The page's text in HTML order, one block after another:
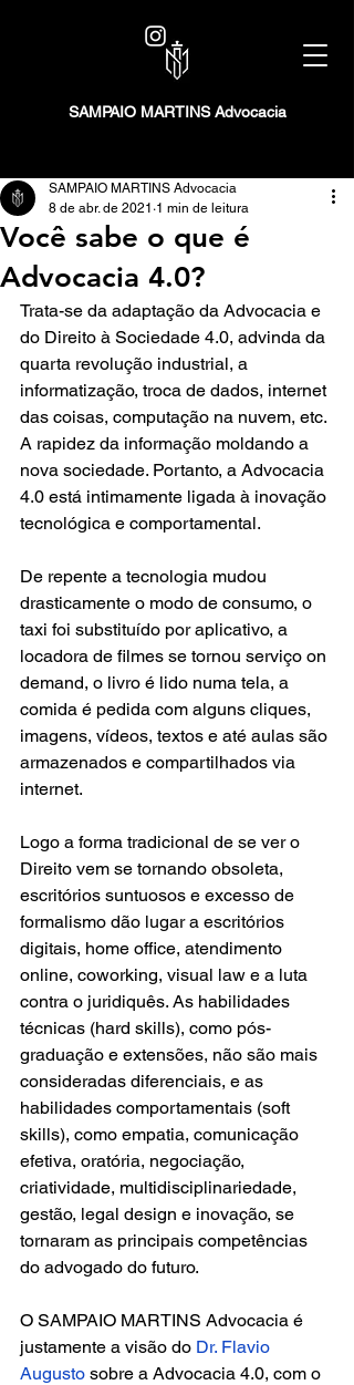
SAMPAIO MARTINS Advocacia
Você sabe o que é
Advocacia 4.0?
SAMPAIO MARTINS Advocacia
8 de abr. de 2021 1 min de leitura
Trata-se da adaptação da Advocacia e
do Direito à Sociedade 4.0, advinda da
quarta revolução industrial, a
informatização, troca de dados, internet
das coisas, computação na nuvem, etc.
A rapidez da informação moldando a
nova sociedade. Portanto, a Advocacia
4.0 está intimamente ligada à inovação
tecnológica e comportamental.
De repente a tecnologia mudou
drasticamente o modo de consumo, o
taxi foi substituído por aplicativo, a
locadora de filmes se tornou serviço on
demand, o livro é lido numa tela, a
comida é pedida com alguns cliques,
imagens, vídeos, textos e até aulas são
armazenados e compartilhados via
internet.
Logo a forma tradicional de se ver o
Direito vem se tornando obsoleta,
escritórios suntuosos e excesso de
formalismo dão lugar a escritórios
digitais, home office, atendimento
online, coworking, visual law e a luta
contra o juridiquês. As habilidades
técnicas (hard skills), como pós-
graduação e extensões, não são mais
consideradas diferenciais, e as
habilidades comportamentais (soft
skills), como empatia, comunicação
efetiva, oratória, negociação,
criatividade, multidisciplinariedade,
gestão, legal design e inovação, se
tornaram as principais competências
do advogado do futuro.
O SAMPAIO MARTINS Advocacia é
justamente a visão do Dr. Flavio
Augusto sobre a Advocacia 4.0, com o